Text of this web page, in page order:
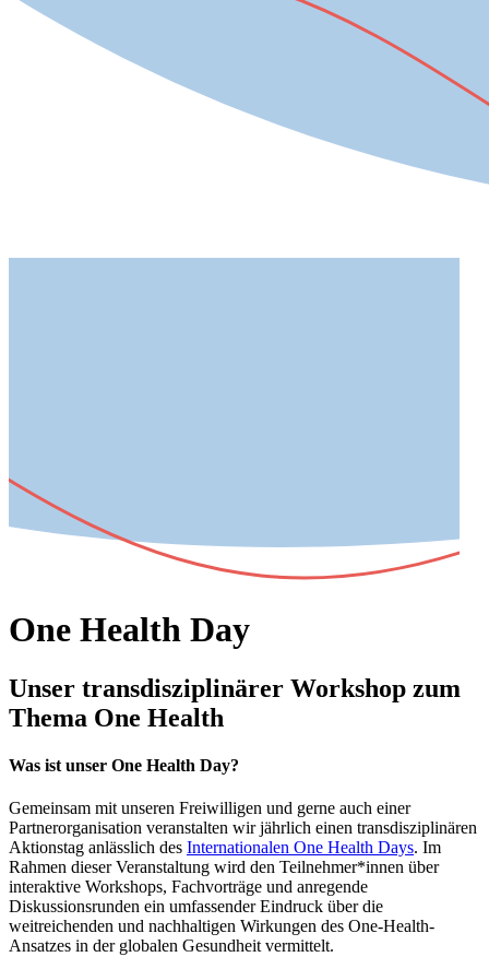
One Health Day
Unser transdisziplinärer Workshop zum
Thema One Health
Was ist unser One Health Day?
Gemeinsam mit unseren Freiwilligen und gerne auch einer
Partnerorganisation veranstalten wir jährlich einen transdisziplinären
Aktionstag anlässlich des Internationalen One Health Days. Im
Rahmen dieser Veranstaltung wird den Teilnehmer*innen über
interaktive Workshops, Fachvorträge und anregende
Diskussionsrunden ein umfassender Eindruck über die
weitreichenden und nachhaltigen Wirkungen des One-Health-
Ansatzes in der globalen Gesundheit vermittelt.